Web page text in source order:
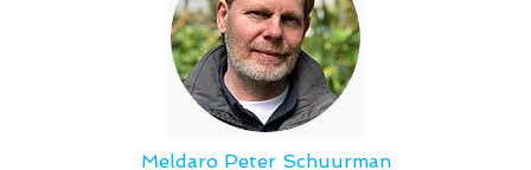
Meldaro Peter Schuurman